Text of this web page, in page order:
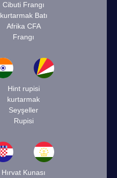
Cibuti Frangı
kurtarmak Batı
Afrika CFA
Frangı
Hint rupisi
kurtarmak
Seyşeller
Rupisi
Hırvat Kunası